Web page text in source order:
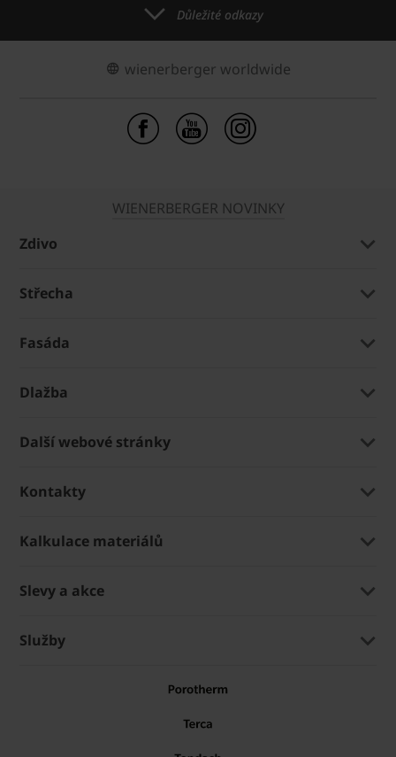
Důležité odkazy
wienerberger worldwide
WIENERBERGER NOVINKY
Zdivo
Střecha
Fasáda
Dlažba
Další webové stránky
Kontakty
Kalkulace materiálů
Slevy a akce
Služby